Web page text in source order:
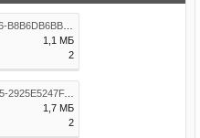
1,1 МБ
2
B446017B-9A56-4ACA-AC65-2925E5247FAF.jpeg
1,7 МБ
2